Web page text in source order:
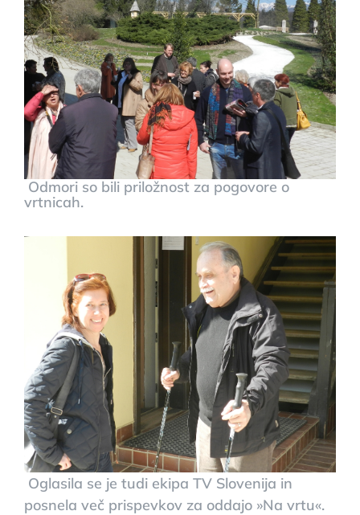
Odmori so bili priložnost za pogovore o
vrtnicah.
Oglasila se je tudi ekipa TV Slovenija in
posnela več prispevkov za oddajo »Na vrtu«.